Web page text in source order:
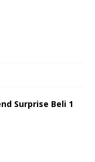
Surprise Beli 1